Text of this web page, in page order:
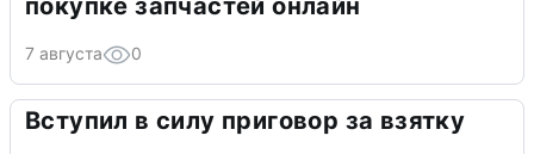
покупке запчастей онлайн
7 августа 0
Вступил в силу приговор за взятку